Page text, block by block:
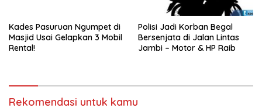
Kades Pasuruan Ngumpet di
Masjid Usai Gelapkan 3 Mobil
Rental!
Polisi Jadi Korban Begal
Bersenjata di Jalan Lintas
Jambi – Motor & HP Raib
Rekomendasi untuk kamu